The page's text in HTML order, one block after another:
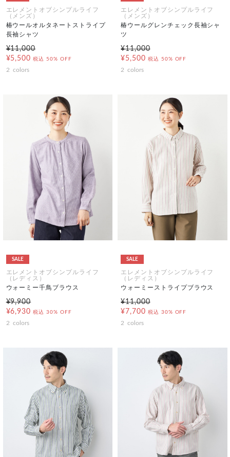
エレメントオブシンプルライフ
（メンズ）
椿ウールオルタネートストライプ
長袖シャツ
¥11,000
¥5,500 税込 50% OFF
2 colors
エレメントオブシンプルライフ
（メンズ）
椿ウールグレンチェック長袖シャ
ツ
¥11,000
¥5,500 税込 50% OFF
2 colors
SALE
エレメントオブシンプルライフ
（レディス）
ウォーミー千鳥ブラウス
¥9,900
¥6,930 税込 30% OFF
2 colors
SALE
エレメントオブシンプルライフ
（レディス）
ウォーミーストライプブラウス
¥11,000
¥7,700 税込 30% OFF
2 colors